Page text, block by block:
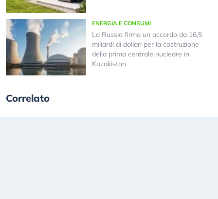
ENERGIA E CONSUMI
La Russia firma un accordo da 16,5
miliardi di dollari per la costruzione
della prima centrale nucleare in
Kazakistan
Correlato